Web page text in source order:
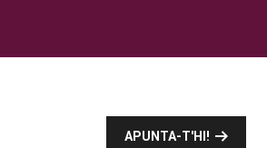
APUNTA-T'HI!